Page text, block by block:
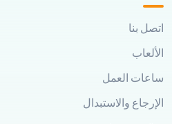
اتصل بنا
الألعاب
ساعات العمل
الإرجاع والاستبدال